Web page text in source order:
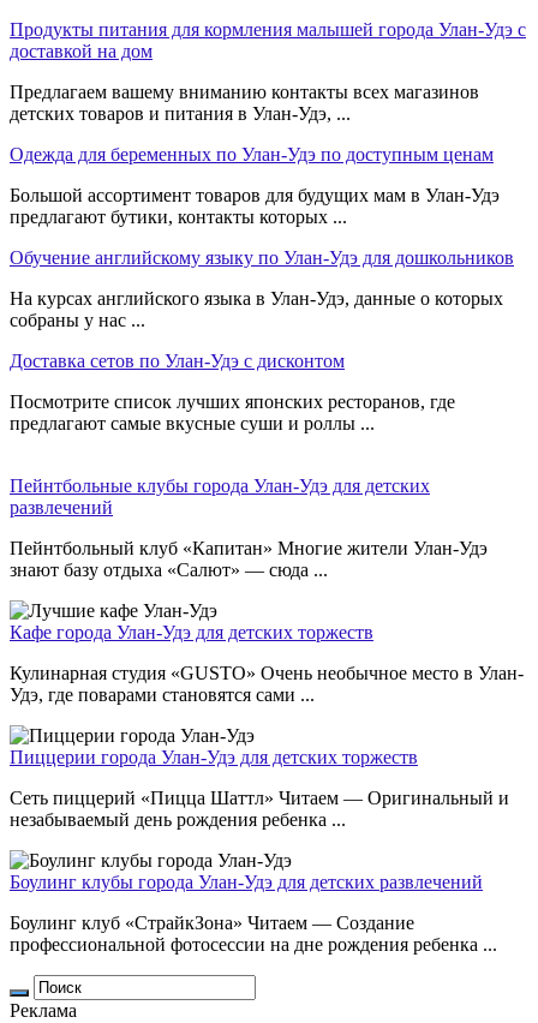
Продукты питания для кормления малышей города Улан-Удэ с
доставкой на дом
Предлагаем вашему вниманию контакты всех магазинов
детских товаров и питания в Улан-Удэ, ...
Одежда для беременных по Улан-Удэ по доступным ценам
Большой ассортимент товаров для будущих мам в Улан-Удэ
предлагают бутики, контакты которых ...
Обучение английскому языку по Улан-Удэ для дошкольников
На курсах английского языка в Улан-Удэ, данные о которых
собраны у нас ...
Доставка сетов по Улан-Удэ с дисконтом
Посмотрите список лучших японских ресторанов, где
предлагают самые вкусные суши и роллы ...
Пейнтбольные клубы города Улан-Удэ для детских
развлечений
Пейнтбольный клуб «Капитан» Многие жители Улан-Удэ
знают базу отдыха «Салют» — сюда ...
Кафе города Улан-Удэ для детских торжеств
Кулинарная студия «GUSTO» Очень необычное место в Улан-
Удэ, где поварами становятся сами ...
Пиццерии города Улан-Удэ для детских торжеств
Сеть пиццерий «Пицца Шаттл» Читаем — Оригинальный и
незабываемый день рождения ребенка ...
Боулинг клубы города Улан-Удэ для детских развлечений
Боулинг клуб «СтрайкЗона» Читаем — Создание
профессиональной фотосессии на дне рождения ребенка ...
Реклама